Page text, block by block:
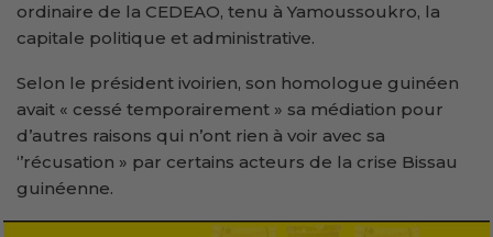
ordinaire de la CEDEAO, tenu à Yamoussoukro, la
capitale politique et administrative.
Selon le président ivoirien, son homologue guinéen
avait « cessé temporairement » sa médiation pour
d’autres raisons qui n’ont rien à voir avec sa
‘’récusation » par certains acteurs de la crise Bissau
guinéenne.